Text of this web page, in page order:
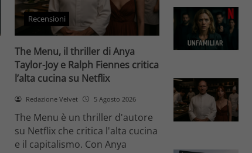
Recensioni
The Menu, il thriller di Anya
Taylor-Joy e Ralph Fiennes critica
l’alta cucina su Netflix
Redazione Velvet 5 Agosto 2026
The Menu è un thriller d'autore
su Netflix che critica l'alta cucina
e il capitalismo. Con Anya